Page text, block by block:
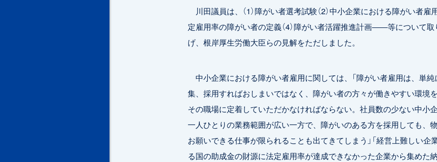
川田議員は、（1）障がい者選考試験（2）中小企業における障がい者雇用
定雇用率の障がい者の定義（4）障がい者活躍推進計画――等について取
げ、根岸厚生労働大臣らの見解をただしました。
中小企業における障がい者雇用に関しては、「障がい者雇用は、単純
集、採用すればおしまいではなく、障がい者の方々が働きやすい環境を
その職場に定着していただかなければならない。社員数の少ない中小
一人ひとりの業務範囲が広い一方で、障がいのある方を採用しても、
お願いできる仕事が限られることも出てきてしまう」「経営上難しい企
る国の助成金の財源に法定雇用率が達成できなかった企業から集めた